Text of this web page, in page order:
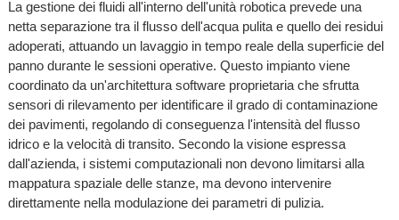
La gestione dei fluidi all'interno dell'unità robotica prevede una
netta separazione tra il flusso dell'acqua pulita e quello dei residui
adoperati, attuando un lavaggio in tempo reale della superficie del
panno durante le sessioni operative. Questo impianto viene
coordinato da un'architettura software proprietaria che sfrutta
sensori di rilevamento per identificare il grado di contaminazione
dei pavimenti, regolando di conseguenza l'intensità del flusso
idrico e la velocità di transito. Secondo la visione espressa
dall'azienda, i sistemi computazionali non devono limitarsi alla
mappatura spaziale delle stanze, ma devono intervenire
direttamente nella modulazione dei parametri di pulizia.